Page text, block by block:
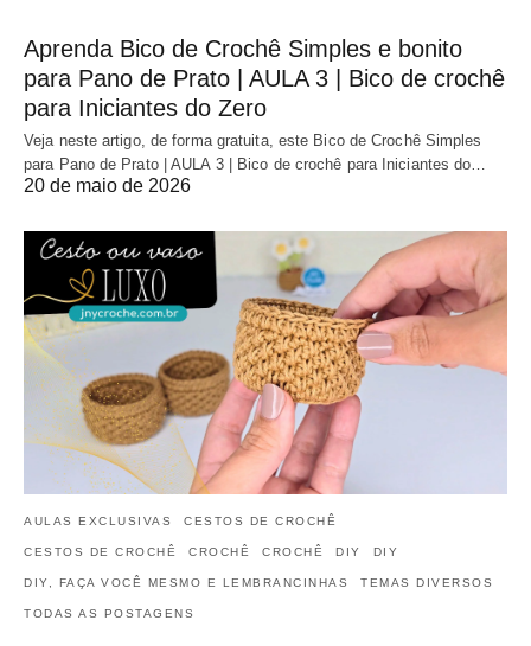
Aprenda Bico de Crochê Simples e bonito
para Pano de Prato | AULA 3 | Bico de crochê
para Iniciantes do Zero
Veja neste artigo, de forma gratuita, este Bico de Crochê Simples
para Pano de Prato | AULA 3 | Bico de crochê para Iniciantes do…
20 de maio de 2026
AULAS EXCLUSIVAS CESTOS DE CROCHÊ
CESTOS DE CROCHÊ CROCHÊ CROCHÊ DIY DIY
DIY, FAÇA VOCÊ MESMO E LEMBRANCINHAS TEMAS DIVERSOS
TODAS AS POSTAGENS